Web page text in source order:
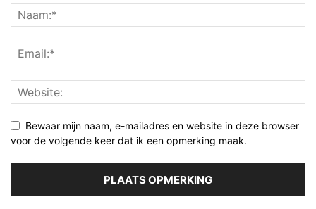
Bewaar mijn naam, e-mailadres en website in deze browser
voor de volgende keer dat ik een opmerking maak.